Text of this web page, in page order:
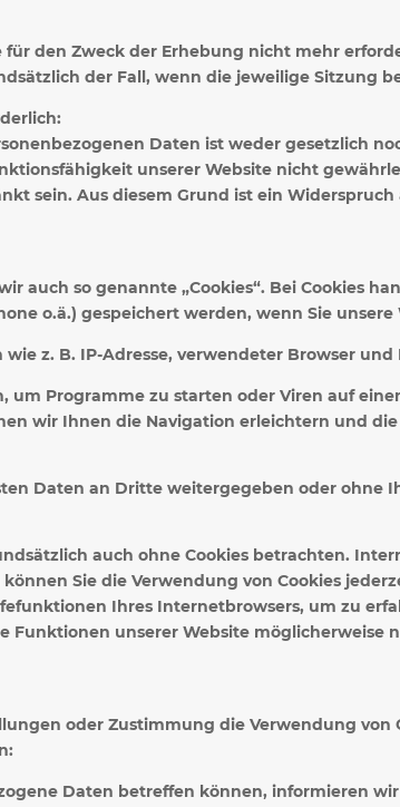
den Zweck der Erhebung nicht mehr
der Fall, wenn die jeweilige Sitzung
Daten ist weder gesetzlich
unserer Website nicht
sein. Aus diesem Grund ist ein Widerspruch
auch so genannte „Cookies“. Bei Cookies
o.ä.) gespeichert werden, wenn Sie unsere
z. B. IP-Adresse, verwendeter Browser und
um Programme zu starten oder Viren auf
wir Ihnen die Navigation erleichtern und
Daten an Dritte weitergegeben oder ohne
auch ohne Cookies betrachten.
Sie die Verwendung von Cookies
Ihres Internetbrowsers, um zu
Funktionen unserer Website
oder Zustimmung die Verwendung von
Daten betreffen können, informieren